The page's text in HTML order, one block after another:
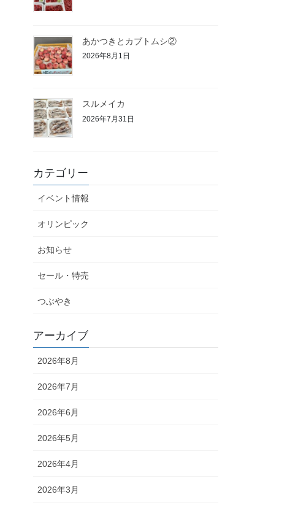
あかつきとカブトムシ②
2026年8月1日
スルメイカ
2026年7月31日
カテゴリー
イベント情報
オリンピック
お知らせ
セール・特売
つぶやき
アーカイブ
2026年8月
2026年7月
2026年6月
2026年5月
2026年4月
2026年3月